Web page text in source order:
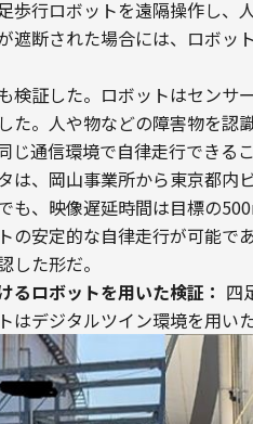
歩行ロボットを遠隔操作し
遮断された場合には、ロボッ
検証した。ロボットはセンサ
た。人や物などの障害物を認
通信環境で自律走行できる
は、岡山事業所から東京都内
も、映像遅延時間は目標の
の安定的な自律走行が可能で
た形だ。
るロボットを用いた検証： 四